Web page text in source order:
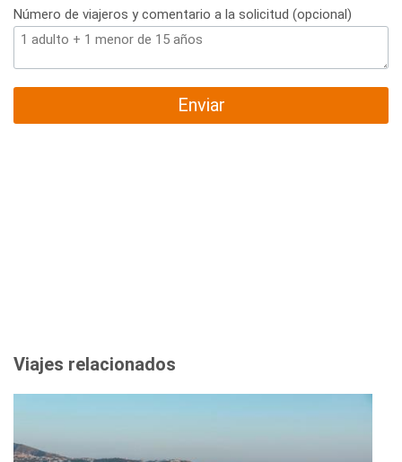
Número de viajeros y comentario a la solicitud (opcional)
Enviar
Viajes relacionados